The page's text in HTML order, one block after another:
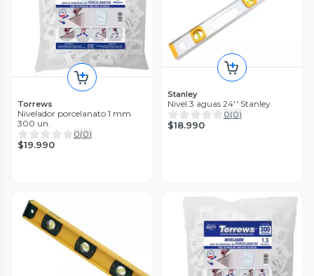
Torrews
Nivelador porcelanato 1 mm
300 un.
0(0)
$19.990
Stanley
Nivel 3 aguas 24'' Stanley
0(0)
$18.990